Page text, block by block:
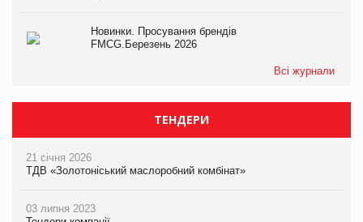
Новинки. Просування брендів
FMCG.Березень 2026
Всі журнали
ТЕНДЕРИ
21 січня 2026
ТДВ «Золотоніський маслоробний комбінат»
03 липня 2023